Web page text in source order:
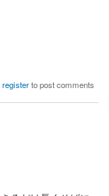
registerto post comments